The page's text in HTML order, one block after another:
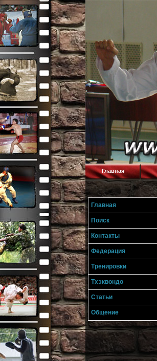
Главная
Главная
Поиск
Контакты
Федерация
Тренировки
Тхэквондо
Статьи
Общение